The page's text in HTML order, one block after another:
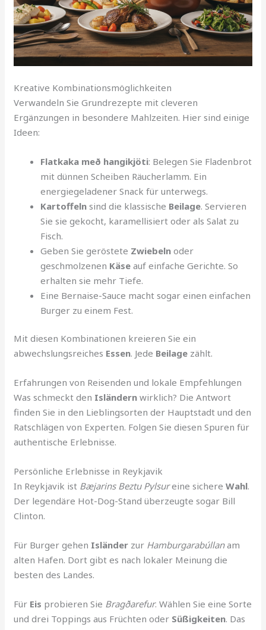
Kreative Kombinationsmöglichkeiten
Verwandeln Sie Grundrezepte mit cleveren
Ergänzungen in besondere Mahlzeiten. Hier sind einige
Ideen:
Flatkaka með hangikjöti: Belegen Sie Fladenbrot
mit dünnen Scheiben Räucherlamm. Ein
energiegeladener Snack für unterwegs.
Kartoffeln sind die klassische Beilage. Servieren
Sie sie gekocht, karamellisiert oder als Salat zu
Fisch.
Geben Sie geröstete Zwiebeln oder
geschmolzenen Käse auf einfache Gerichte. So
erhalten sie mehr Tiefe.
Eine Bernaise-Sauce macht sogar einen einfachen
Burger zu einem Fest.
Mit diesen Kombinationen kreieren Sie ein
abwechslungsreiches Essen. Jede Beilage zählt.
Erfahrungen von Reisenden und lokale Empfehlungen
Was schmeckt den Isländern wirklich? Die Antwort
finden Sie in den Lieblingsorten der Hauptstadt und den
Ratschlägen von Experten. Folgen Sie diesen Spuren für
authentische Erlebnisse.
Persönliche Erlebnisse in Reykjavik
In Reykjavik ist Bæjarins Beztu Pylsureine sichereWahl.
Der legendäre Hot-Dog-Stand überzeugte sogar Bill
Clinton.
Für Burger gehen Isländer zur Hamburgarabúllanam
alten Hafen. Dort gibt es nach lokaler Meinung die
besten des Landes.
Für Eis probieren Sie Bragðarefur. Wählen Sie eine Sorte
und drei Toppings aus Früchten oder Süßigkeiten. Das